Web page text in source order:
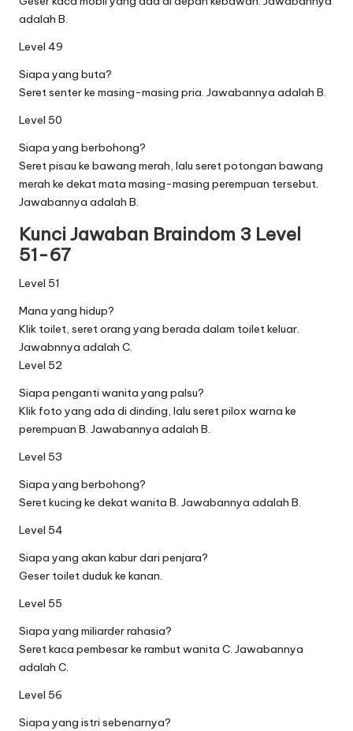
adalah B.
Level 49
Siapa yang buta?
Seret senter ke masing-masing pria. Jawabannya adalah B.
Level 50
Siapa yang berbohong?
Seret pisau ke bawang merah, lalu seret potongan bawang
merah ke dekat mata masing-masing perempuan tersebut.
Jawabannya adalah B.
Kunci Jawaban Braindom 3 Level
51-67
Level 51
Mana yang hidup?
Klik toilet, seret orang yang berada dalam toilet keluar.
Jawabnnya adalah C.
Level 52
Siapa penganti wanita yang palsu?
Klik foto yang ada di dinding, lalu seret pilox warna ke
perempuan B. Jawabannya adalah B.
Level 53
Siapa yang berbohong?
Seret kucing ke dekat wanita B. Jawabannya adalah B.
Level 54
Siapa yang akan kabur dari penjara?
Geser toilet duduk ke kanan.
Level 55
Siapa yang miliarder rahasia?
Seret kaca pembesar ke rambut wanita C. Jawabannya
adalah C.
Level 56
Siapa yang istri sebenarnya?